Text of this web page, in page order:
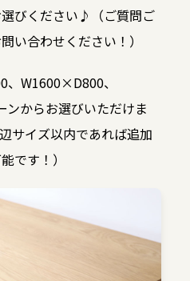
びください♪（ご質問ご
い合わせください！）
W1600×D800、
からお選びいただけま
サイズ以内であれば追加
です！）